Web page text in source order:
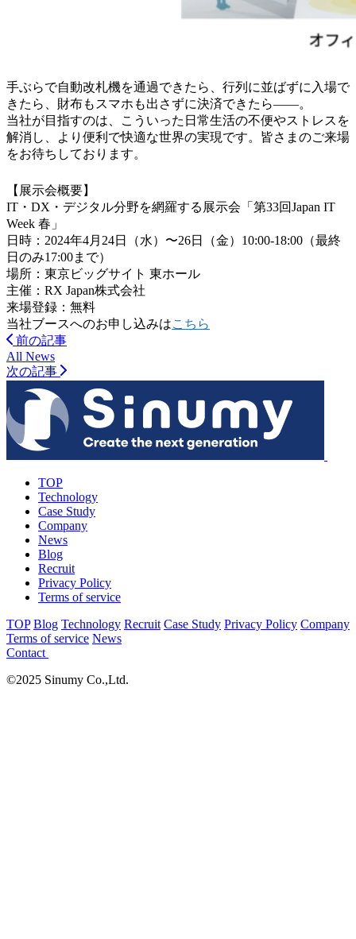
手ぶらで自動改札機を通過できたら、行列に並ばずに入場で
きたら、財布もスマホも出さずに決済できたら――。
当社が目指すのは、こういった日常生活の不便やストレスを
解消し、より便利で快適な世界の実現です。皆さまのご来場
をお待ちしております。
【展示会概要】
IT・DX・デジタル分野を網羅する展示会「第33回Japan IT
Week 春」
日時：2024年4月24日（水）〜26日（金）10:00-18:00（最終
日のみ17:00まで）
場所：東京ビッグサイト 東ホール
主催：RX Japan株式会社
来場登録：無料
当社ブースへのお申し込みはこちら
前の記事
All News
次の記事
TOP
Technology
Case Study
Company
News
Blog
Recruit
Privacy Policy
Terms of service
TOP Blog Technology Recruit Case Study Privacy Policy Company
Terms of service News
Contact
©2025 Sinumy Co.,Ltd.